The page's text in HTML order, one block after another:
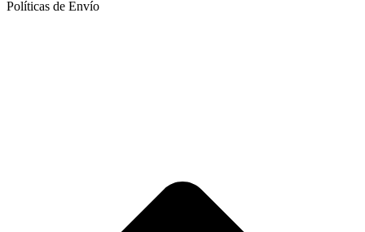
Políticas de Envío